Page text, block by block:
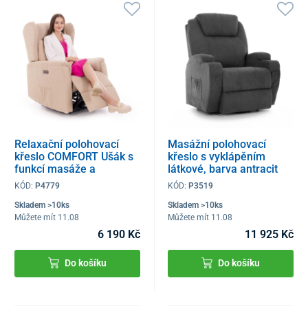
Relaxační polohovací
křeslo COMFORT Ušák s
funkcí masáže a
výhřevu, béžová látka
KÓD: P4779
Skladem >10ks
Můžete mít 11.08
6 190 Kč
Do košíku
Masážní polohovací
křeslo s vyklápěním
látkové, barva antracit
KÓD:P3519
Skladem >10ks
Můžete mít 11.08
11 925 Kč
Do košíku